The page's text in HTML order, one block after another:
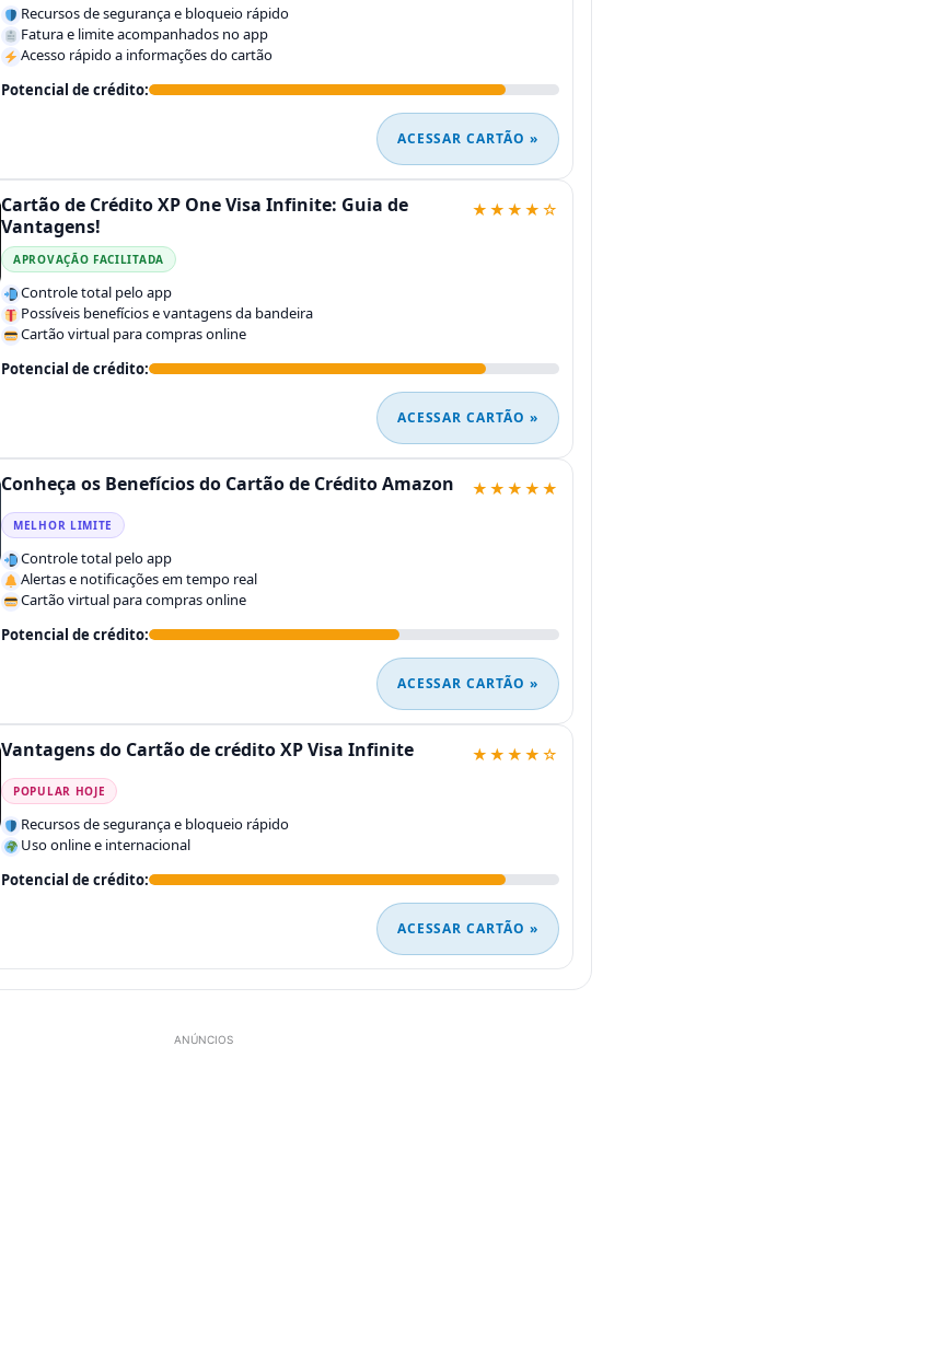
Recursos de segurança e bloqueio rápido
Fatura e limite acompanhados no app
Acesso rápido a informações do cartão
Potencial de crédito:
ACESSAR CARTÃO »
Cartão de Crédito XP One Visa Infinite: Guia de
Vantagens!
★★★★☆
APROVAÇÃO FACILITADA
Controle total pelo app
Possíveis benefícios e vantagens da bandeira
Cartão virtual para compras online
Potencial de crédito:
ACESSAR CARTÃO »
Conheça os Benefícios do Cartão de Crédito Amazon ★★★★★
MELHOR LIMITE
Controle total pelo app
Alertas e notificações em tempo real
Cartão virtual para compras online
Potencial de crédito:
ACESSAR CARTÃO »
Vantagens do Cartão de crédito XP Visa Infinite ★★★★☆
POPULAR HOJE
Recursos de segurança e bloqueio rápido
Uso online e internacional
Potencial de crédito:
ACESSAR CARTÃO »
ANÚNCIOS